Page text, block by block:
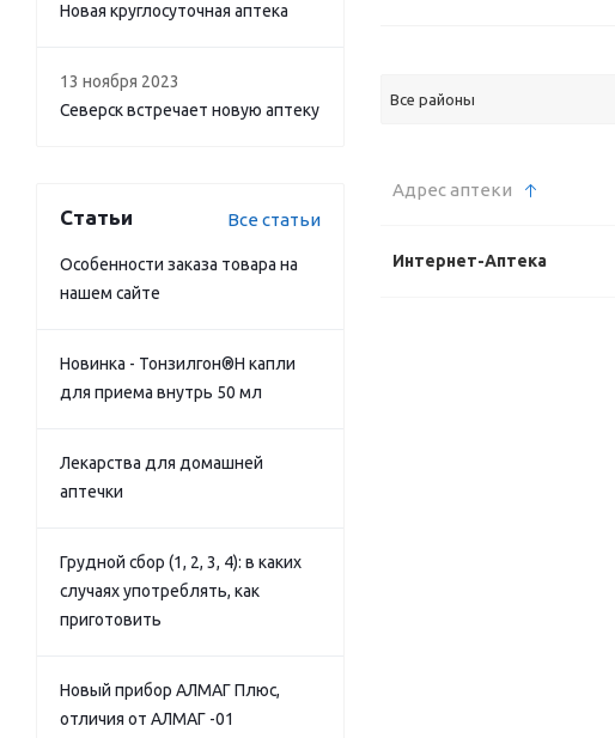
Все районы
Адрес аптеки
Интернет-Аптека
Новая круглосуточная аптека
13 ноября 2023
Северск встречает новую аптеку
Статьи Все статьи
Особенности заказа товара на
нашем сайте
Новинка - Тонзилгон®Н капли
для приема внутрь 50 мл
Лекарства для домашней
аптечки
Грудной сбор (1, 2, 3, 4): в каких
случаях употреблять, как
приготовить
Новый прибор АЛМАГ Плюс,
отличия от АЛМАГ -01